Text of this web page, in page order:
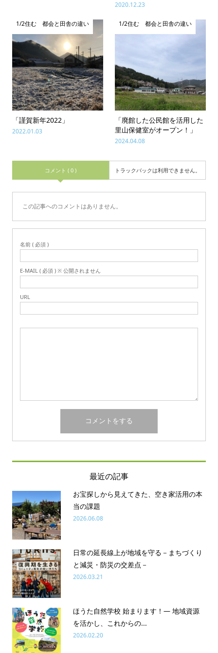
2020.12.23
1/2住む 都会と田舎の違い
「謹賀新年2022」
2022.01.03
1/2住む 都会と田舎の違い
「廃館した公民館を活用した
里山保健室がオープン！」
2024.04.08
コメント ( 0 ) トラックバックは利用できません。
この記事へのコメントはありません。
名前 ( 必須 )
E-MAIL ( 必須 ) ※ 公開されません
URL
最近の記事
お宝探しから見えてきた、空き家活用の本
当の課題
2026.06.08
日常の延長線上が地域を守る－まちづくり
と減災・防災の交差点－
2026.03.21
ほうた自然学校 始まります！― 地域資源
を活かし、これからの...
2026.02.20